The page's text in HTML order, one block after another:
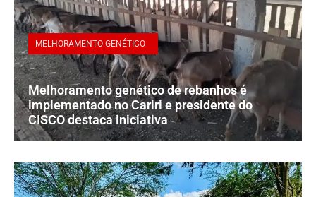
MELHORAMENTO GENÉTICO
Melhoramento genético de rebanhos é
implementado no Cariri e presidente do
CISCO destaca iniciativa